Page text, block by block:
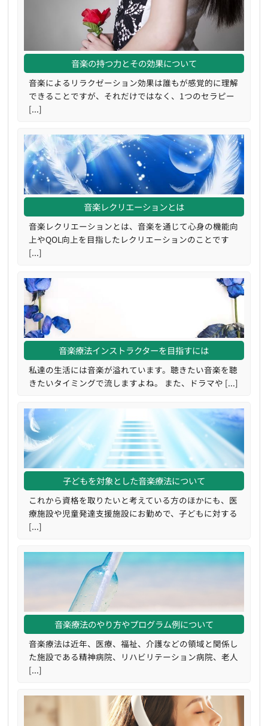
音楽の持つ力とその効果について
音楽によるリラクゼーション効果は誰もが感覚的に理解
できることですが、それだけではなく、1つのセラピー
[...]
音楽レクリエーションとは
音楽レクリエーションとは、音楽を通じて心身の機能向
上やQOL向上を目指したレクリエーションのことです
[...]
音楽療法インストラクターを目指すには
私達の生活には音楽が溢れています。聴きたい音楽を聴
きたいタイミングで流しますよね。 また、ドラマや [...]
子どもを対象とした音楽療法について
これから資格を取りたいと考えている方のほかにも、医
療施設や児童発達支援施設にお勤めで、子どもに対する
[...]
音楽療法のやり方やプログラム例について
音楽療法は近年、医療、福祉、介護などの領域と関係し
た施設である精神病院、リハビリテーション病院、老人
[...]